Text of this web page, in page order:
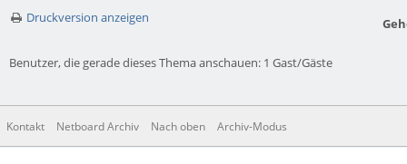
Druckversion anzeigen
Benutzer, die gerade dieses Thema anschauen: 1 Gast/Gäste
Kontakt Netboard Archiv Nach oben Archiv-Modus